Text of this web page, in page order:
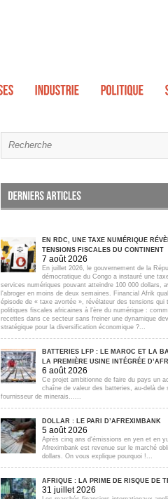
EN RDC, UNE TAXE NUMÉRIQUE
TENSIONS FISCALES DU CONTINENT
7 août 2026
En juillet 2026, le gouvernement de la
démocratique du Congo a instauré une
services numériques pouvant atteindre 100 000 dollars,
l'abroger en moins de deux semaines. Financial Afrik
épisode de « taxe avortée », révélateur des tensions qui
politiques fiscales africaines à l'ère du numérique :
recettes dans ce secteur sans freiner une dynamique
stratégique pour la diversification économique ?...
BATTERIES LFP : LE MAROC ET LA
LA PREMIÈRE USINE INTÉGRÉE
6 août 2026
Ce projet ambitionne de faire du pays un
chaîne de valeur des batteries, au-delà de
fournisseur de minerais......
DOLLAR : LE PARI D’AFREXIMBANK
5 août 2026
Après cinq ans d'émissions en yen et en
Afreximbank est revenue sur le marché
dollars. On vous explique pourquoi !...
AFRIQUE : LA PRIME DE RISQUE DE
31 juillet 2026